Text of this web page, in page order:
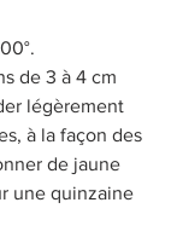
de 3 à 4 cm
légèrement
à la façon des
de jaune
une quinzaine